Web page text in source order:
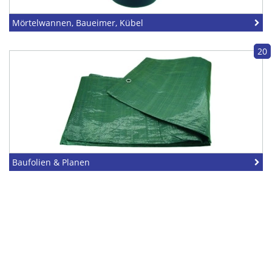
Mörtelwannen, Baueimer, Kübel
20
Baufolien & Planen